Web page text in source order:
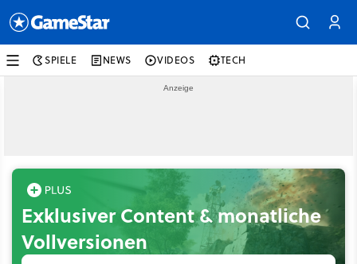
SPIELE NEWS VIDEOS TECH
Exklusiver Content & monatliche
Vollversionen